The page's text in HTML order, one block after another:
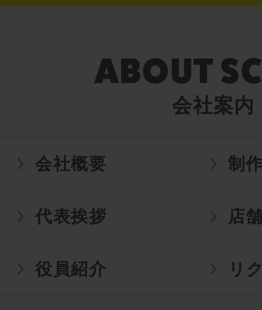
会社案内
会社概要 制
代表挨拶 店
役員紹介 リ